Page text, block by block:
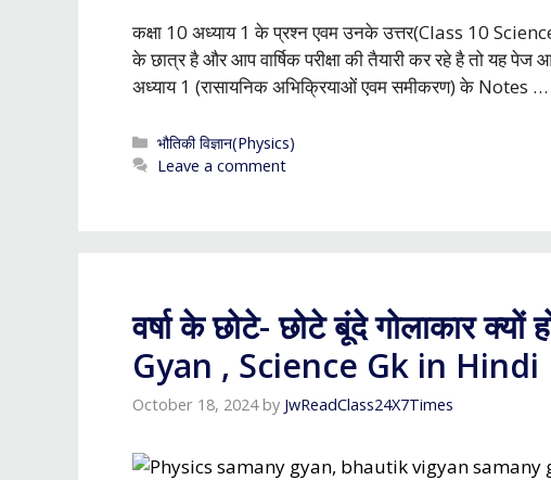
कक्षा 10 अध्याय 1 के प्रश्न एवम उनके उत्तर(Class 10
के छात्र है और आप वार्षिक परीक्षा की तैयारी कर रहे है तो यह
अध्याय 1 (रासायनिक अभिक्रियाओं एवम समीकरण) के Notes …
Categories
भौतिकी विज्ञान(Physics)
Leave a comment
वर्षा के छोटे- छोटे बूंदे गोलाकार
Gyan , Science Gk in Hindi
October 18, 2024 by JwReadClass24X7Times